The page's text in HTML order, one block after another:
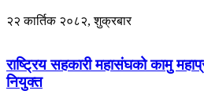
२२ कार्तिक २०८२, शुक्रबार
राष्ट्रिय सहकारी महासंघको कामु
नियुक्त